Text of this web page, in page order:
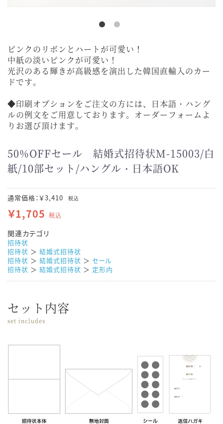
ピンクのリボンとハートが可愛い！
中紙の淡いピンクが可愛い！
光沢のある輝きが高級感を演出した韓国直輸入のカー
ドです。
◆印刷オプションをご注文の方には、日本語・ハング
ルの例文をご用意しております。オーダーフォームよ
りお選び頂けます。
50%OFFセール 結婚式招待状M-15003/白
紙/10部セット/ハングル・日本語OK
通常価格：￥3,410 税込
￥1,705 税込
関連カテゴリ
招待状
招待状 ＞ 結婚式招待状
招待状 ＞ 結婚式招待状 ＞ セール
招待状 ＞ 結婚式招待状 ＞ 定形内
セット内容
set includes